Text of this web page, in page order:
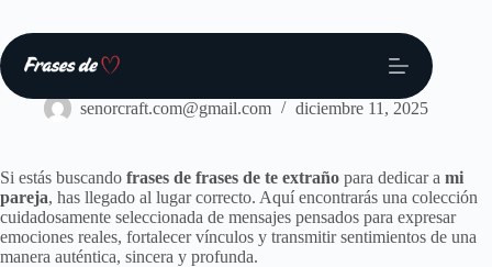
contenido
Frases
senorcraft.com@gmail.com diciembre 11, 2025
Si estás buscando frases de frases de te extraño para dedicar a mi
pareja, has llegado al lugar correcto. Aquí encontrarás una colección
cuidadosamente seleccionada de mensajes pensados para expresar
emociones reales, fortalecer vínculos y transmitir sentimientos de una
manera auténtica, sincera y profunda.